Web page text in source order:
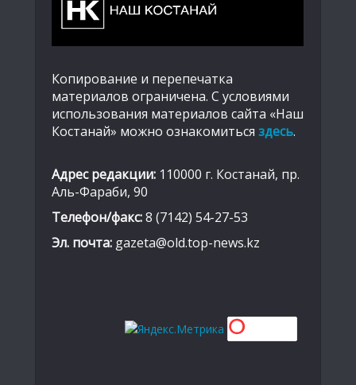
Копирование и перепечатка
материалов ограничена. С условиями
использования материалов сайта «Наш
Костанай» можно ознакомиться здесь.
Адрес редакции: 110000 г. Костанай, пр.
Аль-Фараби, 90
Телефон/факс:8 (7142) 54-27-53
Эл. почта: gazeta@old.top-news.kz